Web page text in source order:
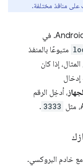
على منافذ مختلفة.
على جهاز Android. في
متبوعًا بالمنفذ
إذا كان
إدخال
، أدخِل الرقم
3333
.